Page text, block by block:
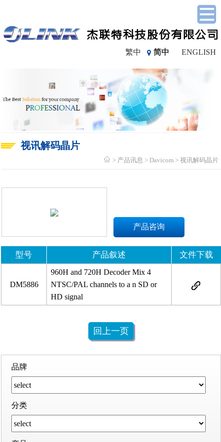
ENGLISH
简中
繁中
视讯解码晶片
产品讯息 Davicom 视讯解码晶片
产品咨询
型号 产品叙述 文件下载
DM5886
960H and 720H Decoder Mix 4
NTSC/PAL channels to a n SD or
HD signal
回上一页
品牌
分类